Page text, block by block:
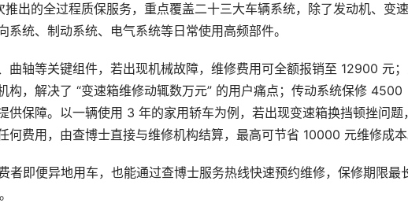
出的全过程质保服务，重点覆盖二十三大车辆系统，除了发动机、变
统、制动系统、电气系统等日常使用高频部件。
曲轴等关键组件，若出现机械故障，维修费用可全额报销至 12900 元
构，解决了 “变速箱维修动辄数万元” 的用户痛点；传动系统保修 4500
供保障。以一辆使用 3 年的家用轿车为例，若出现变速箱换挡顿挫问题
费用，由查博士直接与维修机构结算，最高可节省 10000 元维修成本
者即便异地用车，也能通过查博士服务热线快速预约维修，保修期限最